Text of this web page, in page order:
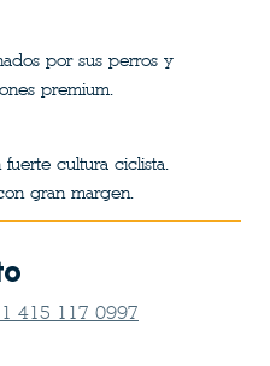
por sus perros y
premium.
cultura ciclista.
gran margen.
415 117 0997